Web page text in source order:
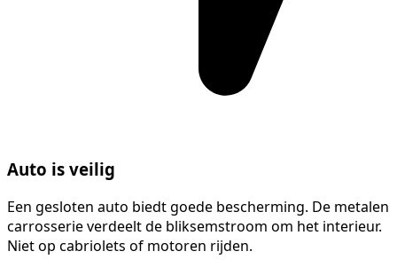
Auto is veilig
Een gesloten auto biedt goede bescherming. De metalen
carrosserie verdeelt de bliksemstroom om het interieur.
Niet op cabriolets of motoren rijden.